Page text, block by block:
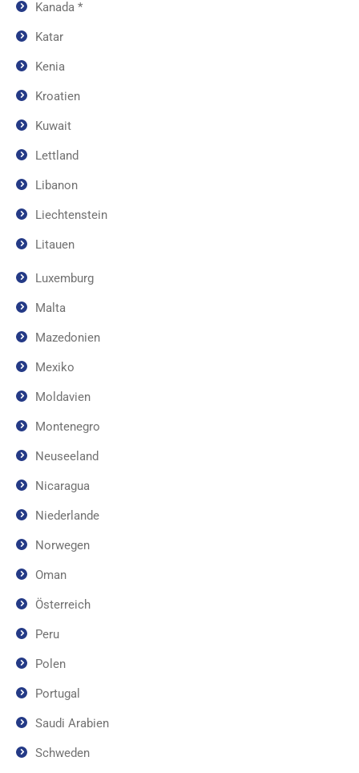
Kanada *
Katar
Kenia
Kroatien
Kuwait
Lettland
Libanon
Liechtenstein
Litauen
Luxemburg
Malta
Mazedonien
Mexiko
Moldavien
Montenegro
Neuseeland
Nicaragua
Niederlande
Norwegen
Oman
Österreich
Peru
Polen
Portugal
Saudi Arabien
Schweden